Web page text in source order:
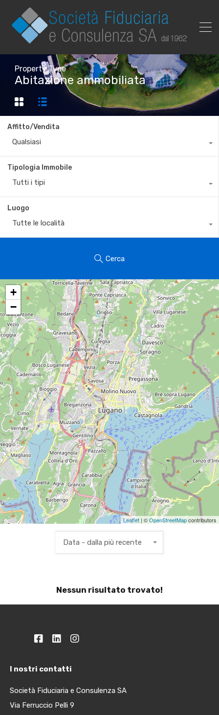
Property Type
Abitazione ammobiliata
Affitto/Vendita
Qualsiasi
Tipologia Immobile
Tutti i tipi
Luogo
Tutte le località
Cerca
+
−
Leaflet | ©OpenStreetMapcontributors
Data - dalla più recente
Nessun risultato trovato!
I nostri contatti
Società Fiduciaria e Consulenza SA
Via Ferruccio Pelli 9